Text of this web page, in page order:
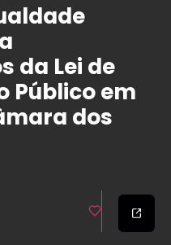
da Lei de
Público em
dos